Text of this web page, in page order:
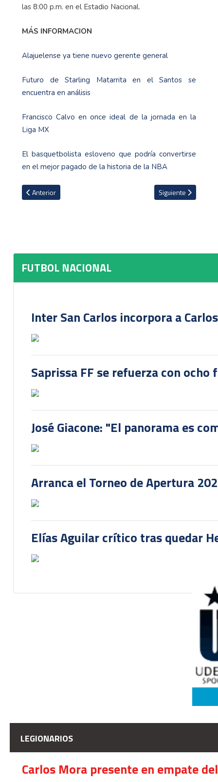
las 8:00 p.m. en el Estadio Nacional.
MÁS INFORMACION
Alajuelense ya tiene nuevo gerente general
Futuro de Starling Matarrita en el Santos se
encuentra en análisis
Francisco Calvo en once ideal de la jornada en la
Liga MX
El basquetbolista esloveno que podría convertirse
en el mejor pagado de la historia de la NBA
Artículo anterior: Definido al árbitro del juego de reprogramación
Anterior Artículo siguiente:
Siguiente
FUTBOL NACIONAL
Inter San Carlos incorpora a
Saprissa FF se refuerza con
José Giacone: "El panorama es
Arranca el Torneo de Apertura
Elías Aguilar crítico tras quedar
LEGIONARIOS
Carlos Mora presente en empate